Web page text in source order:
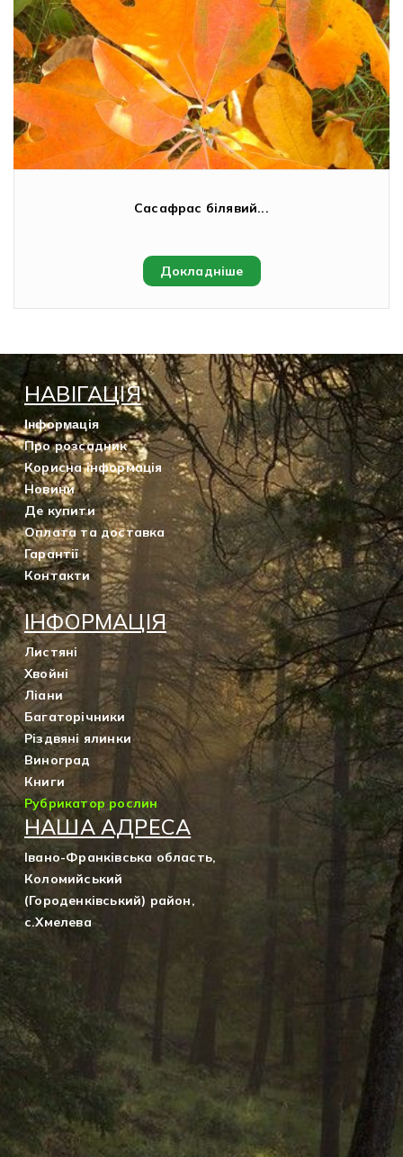
Сасафрас білявий...
Докладніше
НАВІГАЦІЯ
Інформація
Про розсадник
Корисна інформація
Новини
Де купити
Оплата та доставка
Гарантії
Контакти
ІНФОРМАЦІЯ
Листяні
Хвойні
Ліани
Багаторічники
Різдвяні ялинки
Виноград
Книги
Рубрикатор рослин
НАША АДРЕСА
Івано-Франківська область,
Коломийський
(Городенківський) район,
с.Хмелева